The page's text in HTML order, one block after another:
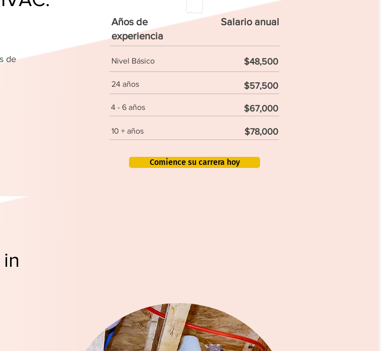
de
Años de
experiencia
Salario anual
Nivel Básico $48,500
24 años $57,500
4 - 6 años $67,000
10 + años $78,000
Comience su carrera hoy